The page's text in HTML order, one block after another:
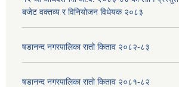
बजेट वक्तव्य र विनियोजन विधेयक २०८३
षडानन्द नगरपालिका रातो किताव २०८२-८३
षडानन्द नगरपालिका रातो किताव २०८१-८२